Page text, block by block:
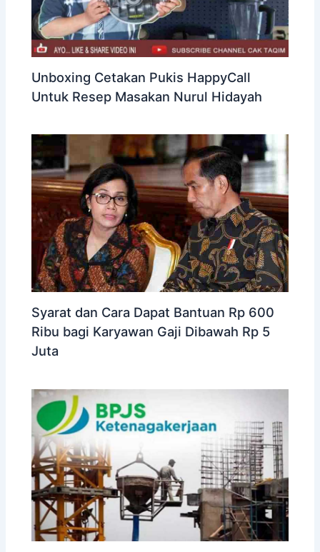
Unboxing Cetakan Pukis HappyCall
Untuk Resep Masakan Nurul Hidayah
Syarat dan Cara Dapat Bantuan Rp 600
Ribu bagi Karyawan Gaji Dibawah Rp 5
Juta